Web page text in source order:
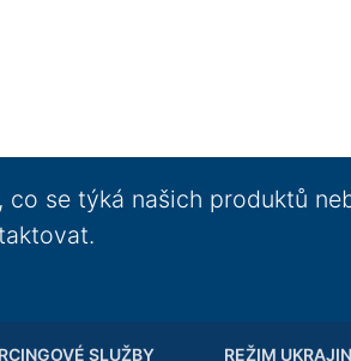
se týká našich produktů
SLUŽBY REŽIM